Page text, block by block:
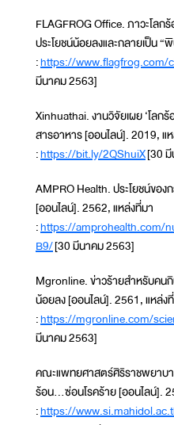
FLAGFROG Office. ภาวะโล
ประโยชน์น้อยลงและกลายเป็น
:https://
มีนาคม 2563]
Xinhuathai. งานวิจัยเผย ‘โลก
สารอาหาร [ออนไลน์]. 2019, แ
:https://bit.ly/2QShuiX[30
AMPRO Health. ประโยชน์ขอ
[ออนไลน์]. 2562, แหล่งที่มา
:https://amprohealth.com/
B9/[30 มีนาคม 2563]
Mgronline. ข่าวร้ายสำหรับคน
น้อยลง [ออนไลน์]. 2561, แหล่ง
:https://mgronline.com/
มีนาคม 2563]
คณะแพทยศาสตร์ศิริราชพยาบ
ร้อน…ซ่อนโรคร้าย [ออนไลน์].
:https://